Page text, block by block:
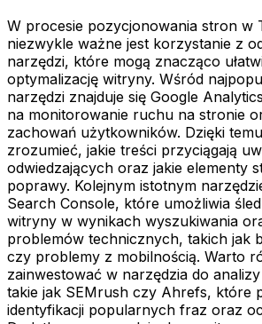
W procesie pozycjonowania stron w
niezwykle ważne jest korzystanie z
narzędzi, które mogą znacząco
optymalizację witryny. Wśród
narzędzi znajduje się Google
na monitorowanie ruchu na stronie
zachowań użytkowników. Dzięki
zrozumieć, jakie treści przyciągają
odwiedzających oraz jakie elementy
poprawy. Kolejnym istotnym
Search Console, które umożliwia
witryny w wynikach wyszukiwania
problemów technicznych, takich jak
czy problemy z mobilnością. Warto
zainwestować w narzędzia do
takie jak SEMrush czy Ahrefs, które
identyfikacji popularnych fraz oraz